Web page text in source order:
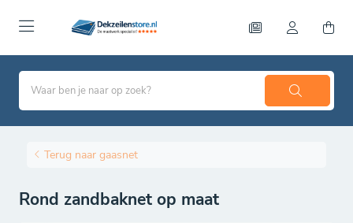
Terug naar gaasnet
Rond zandbaknet op maat